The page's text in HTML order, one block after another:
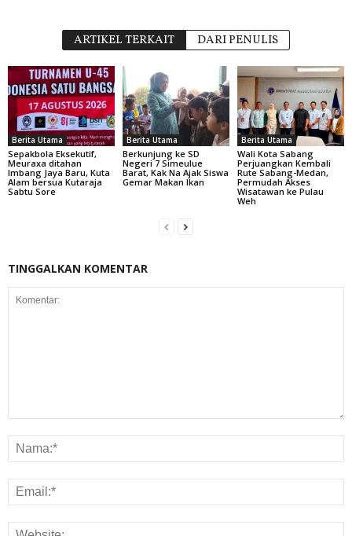
ARTIKEL TERKAIT DARI PENULIS
Berita Utama
Sepakbola Eksekutif,
Meuraxa ditahan
Imbang Jaya Baru, Kuta
Alam bersua Kutaraja
Sabtu Sore
Berita Utama
Berkunjung ke SD
Negeri 7 Simeulue
Barat, Kak Na Ajak Siswa
Gemar Makan Ikan
Berita Utama
Wali Kota Sabang
Perjuangkan Kembali
Rute Sabang-Medan,
Permudah Akses
Wisatawan ke Pulau
Weh
TINGGALKAN KOMENTAR